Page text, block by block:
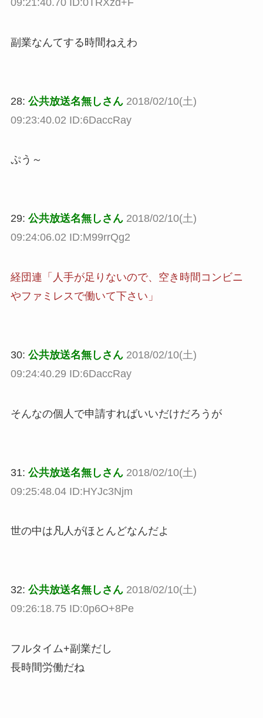
副業なんてする時間ねえわ
28: 公共放送名無しさん 2018/02/10(土)
09:23:40.02 ID:6DaccRay
ぷう～
29: 公共放送名無しさん 2018/02/10(土)
09:24:06.02 ID:M99rrQg2
経団連「人手が足りないので、空き時間コンビニ
やファミレスで働いて下さい」
30: 公共放送名無しさん 2018/02/10(土)
09:24:40.29 ID:6DaccRay
そんなの個人で申請すればいいだけだろうが
31: 公共放送名無しさん 2018/02/10(土)
09:25:48.04 ID:HYJc3Njm
世の中は凡人がほとんどなんだよ
32: 公共放送名無しさん 2018/02/10(土)
09:26:18.75 ID:0p6O+8Pe
フルタイム+副業だし
長時間労働だね